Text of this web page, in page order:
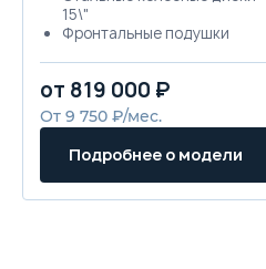
15\"
Фронтальные подушки
Блокировка задних дверей
(защита для детей)
Крепление для детского
кресла на заднем сидении
(ISOFIX)
Боковые брусья
безопасности в дверях
от 819 000 ₽
От 9 750 ₽/мес.
Подробнее о модели